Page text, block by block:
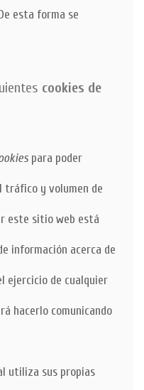
esta forma se
cookies de
para poder
tráfico y volumen de
este sitio web está
información acerca de
ejercicio de cualquier
hacerlo comunicando
utiliza sus propias